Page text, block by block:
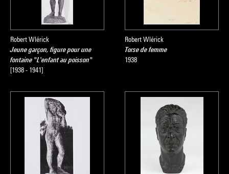
Robert Wlérick
Jeune garçon, figure pour une
fontaine "L'enfant au poisson"
[1938 - 1941]
Robert Wlérick
Torse de femme
1938